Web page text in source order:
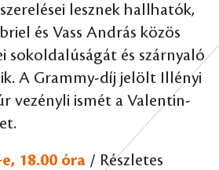
lesznek hallhatók,
és Vass András közös
sokoldalúságát és szárnyaló
A Grammy-díj jelölt Illényi
vezényli ismét a Valentin-
18.00 óra / Részletes